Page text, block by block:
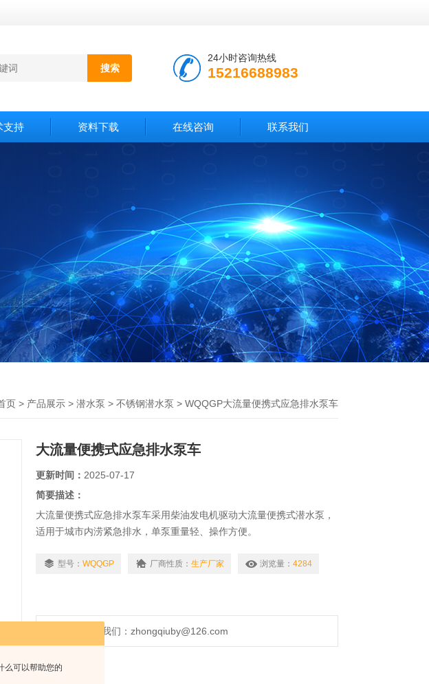
么可以帮助您的
24小时咨询热线
15216688983
支持 资料下载 在线咨询 联系我们
页 > 产品展示 > 潜水泵 > 不锈钢潜水泵 > WQQGP大流量便携式应急排水泵车
大流量便携式应急排水泵车
更新时间： 2025-07-17
简要描述：
大流量便携式应急排水泵车采用柴油发电机驱动大流量便携式潜水泵，
适用于城市内涝紧急排水，单泵重量轻、操作方便。
型号： WQQGP 厂商性质： 生产厂家 浏览量： 4284
发邮件给我们：zhongqiuby@126.com